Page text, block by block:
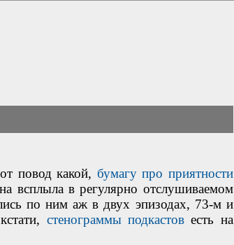
повод какой, бумагу про приятности
всплыла в регулярно отслушиваемом
по ним аж в двух эпизодах, 73-м и
стенограммы подкастов есть на